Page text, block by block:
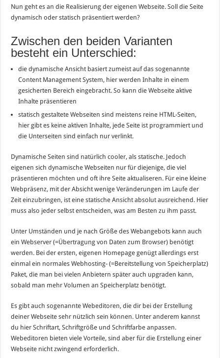
Nun geht es an die Realisierung der eigenen Webseite. Soll die Seite
dynamisch oder statisch präsentiert werden?
Zwischen den beiden Varianten
besteht ein Unterschied:
die dynamische Ansicht basiert zumeist auf das sogenannte
Content Management System, hier werden Inhalte in einem
gesicherten Bereich eingebracht. So kann die Webseite aktive
Inhalte präsentieren
statisch gestaltete Webseiten sind meistens reine HTML-Seiten,
hier gibt es keine aktiven Inhalte, jede Seite ist programmiert und
die Unterseiten sind einfach nur verlinkt.
Dynamische Seiten sind natürlich cooler, als statische. Jedoch
eigenen sich dynamische Webseiten nur für diejenige, die viel
präsentieren möchten und oft ihre Seite aktualiseren. Für eine kleine
Webpräsenz, mit der Absicht wenige Veränderungen im Laufe der
Zeit einzubringen, ist eine statische Ansicht absolut ausreichend. Hier
muss also jeder selbst entscheiden, was am Besten zu ihm passt.
Unter Umständen und je nach Größe des Webangebots kann auch
ein Webserver (=Übertragung von Daten zum Browser) benötigt
werden. Bei der ersten, eigenen Homepage genügt allerdings erst
einmal ein normales Webhosting- (=Bereitstellung von Speicherplatz)
Paket, die man bei vielen Anbietern später auch upgraden kann,
sobald man mehr Volumen an Speicherplatz benötigt.
Es gibt auch sogenannte Webeditoren, die dir bei der Erstellung
deiner Webseite sehr nützlich sein können. Unter anderem kannst
du hier Schriftart, Schriftgröße und Schriftfarbe anpassen.
Webeditoren bieten viele Vorteile, sind aber für die Erstellung einer
Webseite nicht zwingend erforderlich.